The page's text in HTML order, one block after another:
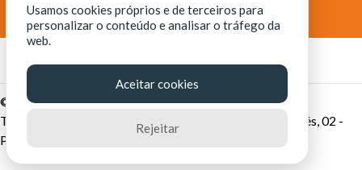
© Fortaleza Digital || CITINOVA - Fundação de Ciência,
Tecnologia e Inovação de Fortaleza - Rua dos Tremembés, 02 -
Praia de Iracema - Fortaleza-CE
Usamos cookies próprios e de terceiros para
personalizar o conteúdo e analisar o tráfego da
web.
Aceitar cookies
Rejeitar